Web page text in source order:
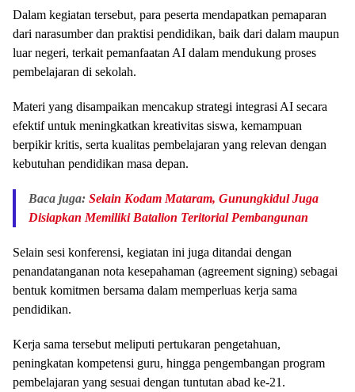
Dalam kegiatan tersebut, para peserta mendapatkan pemaparan
dari narasumber dan praktisi pendidikan, baik dari dalam maupun
luar negeri, terkait pemanfaatan AI dalam mendukung proses
pembelajaran di sekolah.
Materi yang disampaikan mencakup strategi integrasi AI secara
efektif untuk meningkatkan kreativitas siswa, kemampuan
berpikir kritis, serta kualitas pembelajaran yang relevan dengan
kebutuhan pendidikan masa depan.
Baca juga: Selain Kodam Mataram, Gunungkidul Juga
Disiapkan Memiliki Batalion Teritorial Pembangunan
Selain sesi konferensi, kegiatan ini juga ditandai dengan
penandatanganan nota kesepahaman (agreement signing) sebagai
bentuk komitmen bersama dalam memperluas kerja sama
pendidikan.
Kerja sama tersebut meliputi pertukaran pengetahuan,
peningkatan kompetensi guru, hingga pengembangan program
pembelajaran yang sesuai dengan tuntutan abad ke-21.